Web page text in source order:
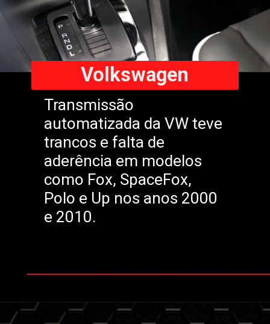
Transmissão
automatizada da VW teve
trancos e falta de
aderência em modelos
como Fox, SpaceFox,
Polo e Up nos anos 2000
e 2010.
Volkswagen